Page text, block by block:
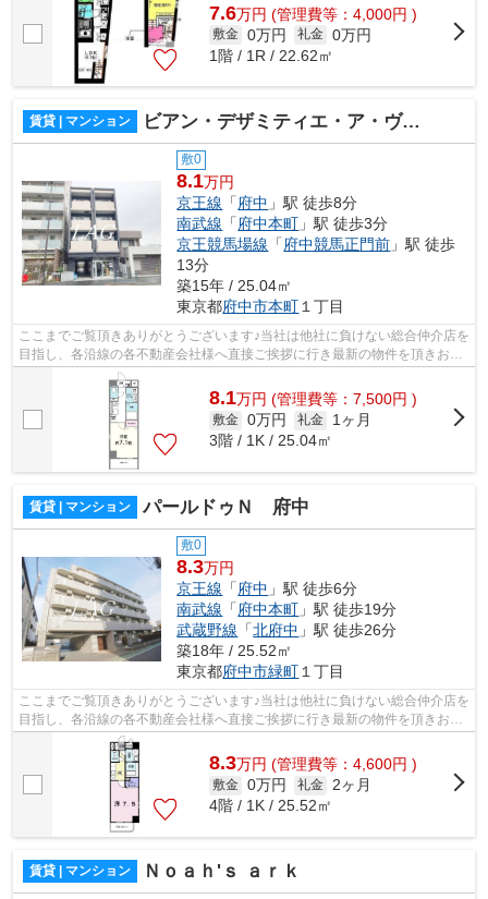
7.6万円 (管理費等：4,000円 )
敷金 0万円 礼金 0万円
1階 / 1R / 22.62㎡
賃貸 | マンション ビアン・デザミティエ・ア・ヴォートル
敷0
8.1万円
京王線 「府中 」駅 徒歩8分
南武線 「府中本町 」駅 徒歩3分
京王競馬場線 「府中競馬正門前 」駅 徒歩
13分
築15年 / 25.04㎡
東京都府中市本町 １丁目
ここまでご覧頂きありがとうございます♪当社は他社に負けない総合仲介店を
目指し、各沿線の各不動産会社様へ直接ご挨拶に行き最新の物件を頂きお客
様へ提供しております！最新の情報は...
8.1万円 (管理費等：7,500円 )
敷金 0万円 礼金
1ヶ月
3階 / 1K / 25.04㎡
賃貸 | マンション パールドゥＮ 府中
敷0
8.3万円
京王線 「府中 」駅 徒歩6分
南武線 「府中本町 」駅 徒歩19分
武蔵野線 「北府中 」駅 徒歩26分
築18年 / 25.52㎡
東京都府中市緑町 １丁目
ここまでご覧頂きありがとうございます♪当社は他社に負けない総合仲介店を
目指し、各沿線の各不動産会社様へ直接ご挨拶に行き最新の物件を頂きお客
様へ提供しております！最新の情報は...
8.3万円 (管理費等：4,600円 )
敷金 0万円 礼金
2ヶ月
4階 / 1K / 25.52㎡
賃貸 | マンション Ｎｏａｈ'ｓ ａｒｋ